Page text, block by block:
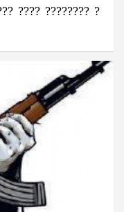
???? ???????? ?